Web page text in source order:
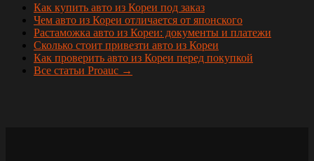
Как купить авто из Кореи под заказ
Чем авто из Кореи отличается от японского
Растаможка авто из Кореи: документы и платежи
Сколько стоит привезти авто из Кореи
Как проверить авто из Кореи перед покупкой
Все статьи Proauc →